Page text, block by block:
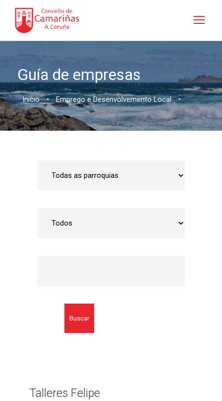
Guía de empresas
Inicio • Emprego e Desenvolvemento Local •
Buscar
Talleres Felipe